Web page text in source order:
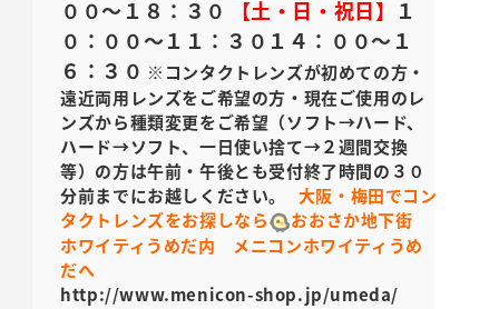
００～１８：３０
【土・日・祝日】 １
０：００～１１：３０ １４：００～１
６：３０ ※コンタクトレンズが初めての方・
遠近両用レンズをご希望の方・現在ご使用のレ
ンズから種類変更をご希望（ソフト→ハード、
ハード→ソフト、一日使い捨て→２週間交換
等）の方は午前・午後とも受付終了時間の３０
分前までにお越しください。
大阪・梅田でコン
タクトレンズをお探しなら
おおさか地下街
ホワイティうめだ内 メニコンホワイティうめ
だへ
http://www.menicon-shop.jp/umeda/